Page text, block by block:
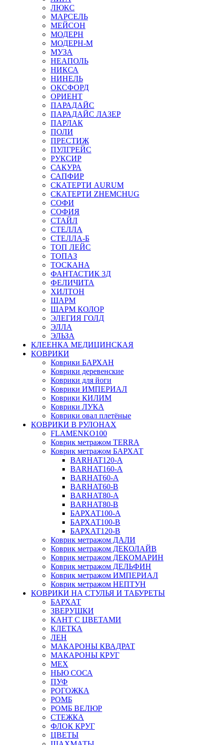
ЛЮКС
МАРСЕЛЬ
МЕЙСОН
МОДЕРН
МОДЕРН-М
МУЗА
НЕАПОЛЬ
НИКСА
НИНЕЛЬ
ОКСФОРД
ОРИЕНТ
ПАРАДАЙС
ПАРАДАЙС ЛАЗЕР
ПАРЛАК
ПОЛИ
ПРЕСТИЖ
ПУЛГРЕЙС
РУКСИР
САКУРА
САПФИР
СКАТЕРТИ AURUM
СКАТЕРТИ ZHEMCHUG
СОФИ
СОФИЯ
СТАЙЛ
СТЕЛЛА
СТЕЛЛА-Б
ТОП ЛЕЙС
ТОПАЗ
ТОСКАНА
ФАНТАСТИК 3Д
ФЕЛИЧИТА
ХИЛТОН
ШАРМ
ШАРМ КОЛОР
ЭЛЕГИЯ ГОЛД
ЭЛЛА
ЭЛЬЗА
КЛЕЕНКА МЕДИЦИНСКАЯ
КОВРИКИ
Коврики БАРХАН
Коврики деревенские
Коврики для йоги
Коврики ИМПЕРИАЛ
Коврики КИЛИМ
Коврики ЛУКА
Коврики овал плетёные
КОВРИКИ В РУЛОНАХ
FLAMENKO100
Коврик метражом TERRA
Коврик метражом БАРХАТ
BARHAT120-A
BARHAT160-A
BARHAT60-A
BARHAT60-B
BARHAT80-A
BARHAT80-B
БАРХАТ100-A
БАРХАТ100-B
БАРХАТ120-B
Коврик метражом ДАЛИ
Коврик метражом ДЕКОЛАЙВ
Коврик метражом ДЕКОМАРИН
Коврик метражом ДЕЛЬФИН
Коврик метражом ИМПЕРИАЛ
Коврик метражом НЕПТУН
КОВРИКИ НА СТУЛЬЯ И ТАБУРЕТЫ
БАРХАТ
ЗВЕРУШКИ
КАНТ С ЦВЕТАМИ
КЛЕТКА
ЛЕН
МАКАРОНЫ КВАДРАТ
МАКАРОНЫ КРУГ
МЕХ
НЬЮ СОСА
ПУФ
РОГОЖКА
РОМБ
РОМБ ВЕЛЮР
СТЕЖКА
ФЛОК КРУГ
ЦВЕТЫ